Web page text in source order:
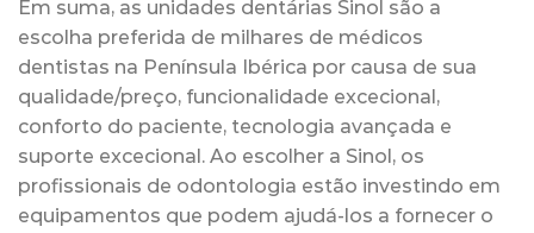
Em suma, as unidades dentárias Sinol são a
escolha preferida de milhares de médicos
dentistas na Península Ibérica por causa de sua
qualidade/preço, funcionalidade excecional,
conforto do paciente, tecnologia avançada e
suporte excecional. Ao escolher a Sinol, os
profissionais de odontologia estão investindo em
equipamentos que podem ajudá-los a fornecer o